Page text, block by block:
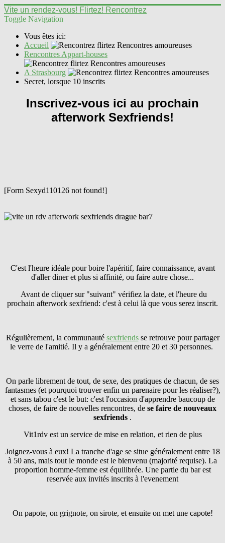
Vite un rendez-vous! Flirtez! Rencontrez
Toggle Navigation
Vous êtes ici:
Accueil
Rencontres Appart-houses
A Strasbourg
Secret, lorsque 10 inscrits
Inscrivez-vous ici au prochain
afterwork Sexfriends!
[Form Sexyd110126 not found!]
C'est l'heure idéale pour boire l'apéritif, faire connaissance, avant
d'aller diner et plus si affinité, ou faire autre chose...
Avant de cliquer sur "suivant" vérifiez la date, et l'heure du
prochain afterwork sexfriend: c'est à celui là que vous serez inscrit.
Régulièrement, la communauté sexfriendsse retrouve pour partager
le verre de l'amitié. Il y a généralement entre 20 et 30 personnes.
On parle librement de tout, de sexe, des pratiques de chacun, de ses
fantasmes (et pourquoi trouver enfin un parenaire pour les réaliser?),
et sans tabou c'est le but: c'est l'occasion d'apprendre baucoup de
choses, de faire de nouvelles rencontres, de se faire de nouveaux
sexfriends .
Vit1rdv est un service de mise en relation, et rien de plus
Joignez-vous à eux! La tranche d'age se situe généralement entre 18
à 50 ans, mais tout le monde est le bienvenu (majorité requise). La
proportion homme-femme est équilibrée. Une partie du bar est
reservée aux invités inscrits à l'evenement
On papote, on grignote, on sirote, et ensuite on met une capote!